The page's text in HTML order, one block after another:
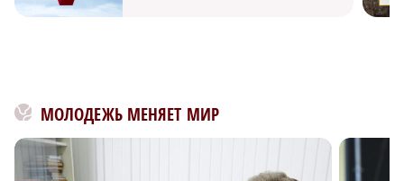
МОЛОДЕЖЬ МЕНЯЕТ МИР